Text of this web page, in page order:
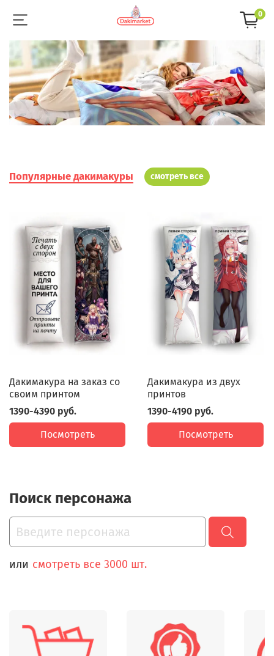
0
Популярные дакимакуры смотреть все
Дакимакура на заказ со
своим принтом
1390-4390 руб.
Посмотреть
Дакимакура из двух
принтов
1390-4190 руб.
Посмотреть
Поиск персонажа
или смотреть все 3000 шт.